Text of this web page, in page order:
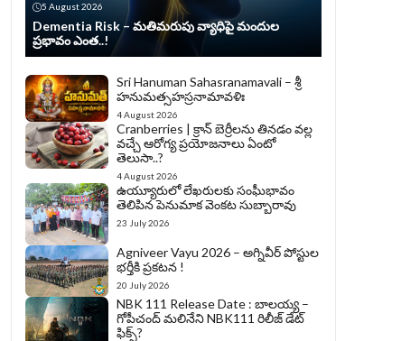
5 August 2026
Dementia Risk – మతిమరుపు వ్యాధిపై మందుల
ప్రభావం ఎంత..!
Sri Hanuman Sahasranamavali – శ్రీ
హనుమత్సహస్రనామావళిః
4 August 2026
Cranberries | క్రాన్ బెర్రీల‌ను తిన‌డం వ‌ల్ల
వచ్చే ఆరోగ్య ప్రయోజనాలు ఏంటో
తెలుసా..?
4 August 2026
ఉయ్యూరులో లేఖరులకు సంఘీభావం
తెలిపిన పెనుమాక వెంకట సుబ్బారావు
23 July 2026
Agniveer Vayu 2026 – అగ్నివీర్‌ పోస్టుల
భర్తీకి ప్రకటన !
20 July 2026
NBK 111 Release Date : బాలయ్య –
గోపీచంద్ మలినేని NBK111 రిలీజ్ డేట్
ఫిక్స్?